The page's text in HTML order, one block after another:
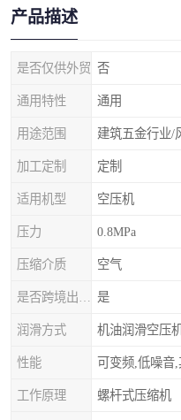
产品描述
是否仅供外贸 否
通用特性 通用
用途范围 建筑五金行业/
加工定制 定制
适用机型 空压机
压力 0.8MPa
压缩介质 空气
是
润滑方式 机油润滑空压
性能 可变频,低噪音
工作原理 螺杆式压缩机